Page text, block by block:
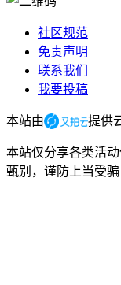
社区规范
免责声明
联系我们
我要投稿
本站由 提供
本站仅分享各类活
甄别，谨防上当受骗